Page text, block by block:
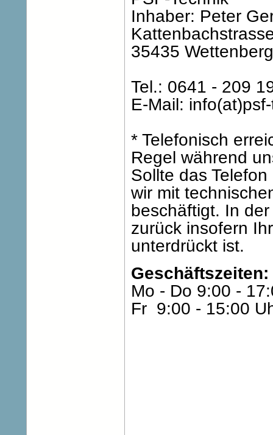
Inhaber: Peter
35435 Wettenberg
Tel.: 0641 - 209
E-Mail:
* Telefonisch
Regel während
Sollte das
wir mit
beschäftigt. In
zurück insofern
unterdrückt ist.
Geschäftszeiten:
Mo - Do 9:00 -
Fr 9:00 - 15:00